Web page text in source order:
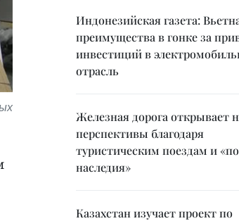
Индонезийская газета:
преимущества в гонке за
инвестиций в
отрасль
Железная дорога открывает
перспективы благодаря
туристическим поездам и
наследия»
Казахстан изучает проект по